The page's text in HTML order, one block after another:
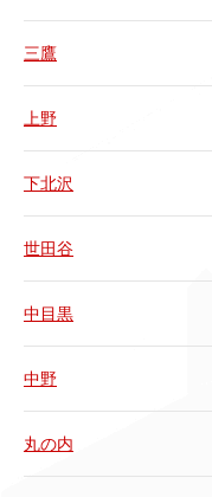
三鷹
上野
下北沢
世田谷
中目黒
中野
丸の内